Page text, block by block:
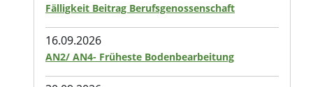
Fälligkeit Beitrag Berufsgenossenschaft
16.09.2026
AN2/ AN4- Früheste Bodenbearbeitung